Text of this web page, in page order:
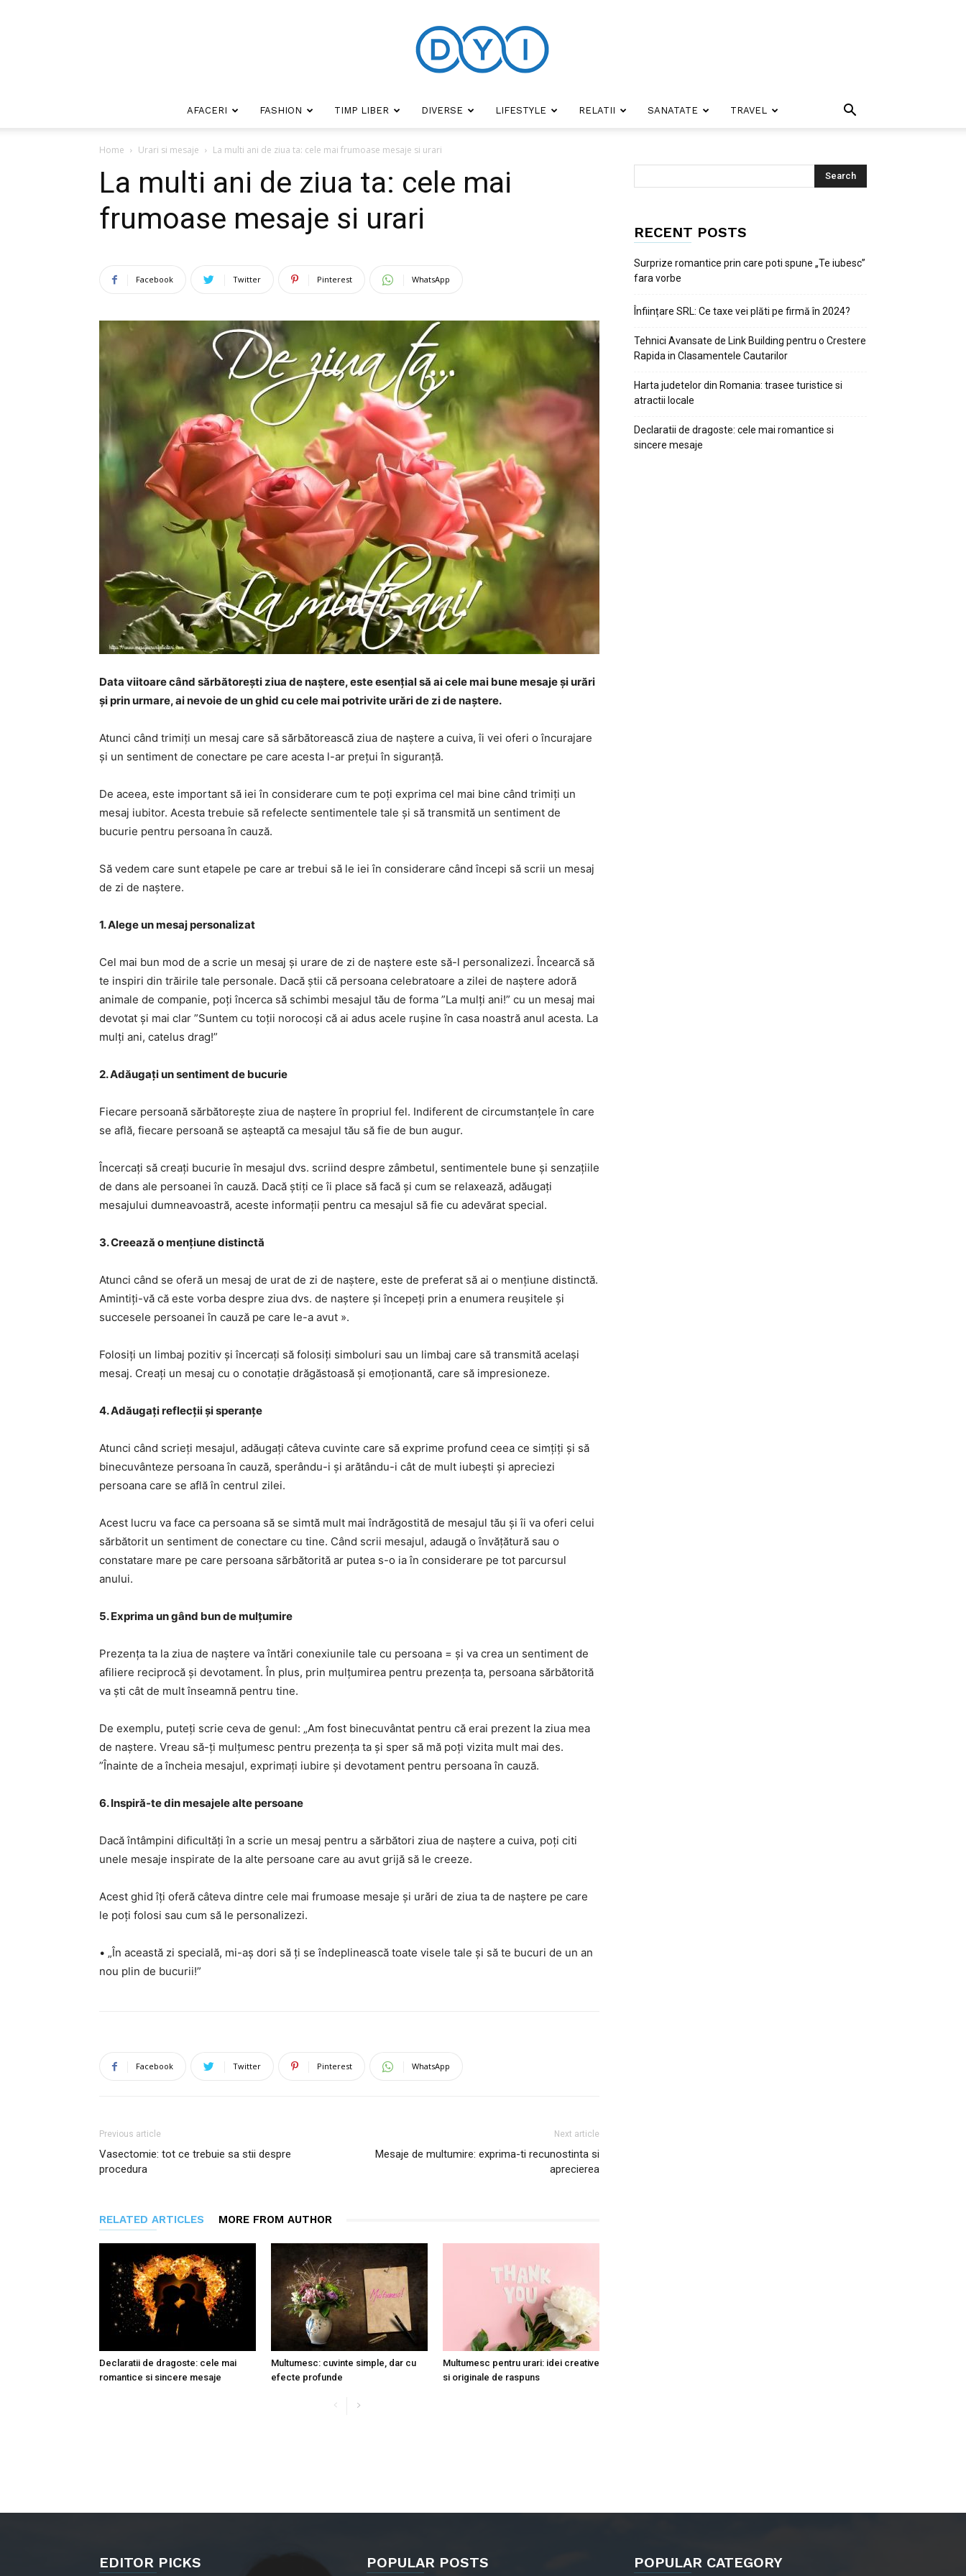
AFACERI FASHION TIMP LIBER DIVERSE LIFESTYLE RELATII SANATATE TRAVEL
Home Urari si mesaje La multi ani de ziua ta: cele mai frumoase mesaje si urari
La multi ani de ziua ta: cele mai
frumoase mesaje si urari
Facebook Twitter Pinterest WhatsApp
Data viitoare când sărbătorești ziua de naștere, este esențial să ai cele mai bune mesaje și urări
și prin urmare, ai nevoie de un ghid cu cele mai potrivite urări de zi de naștere.
Atunci când trimiți un mesaj care să sărbătorească ziua de naștere a cuiva, îi vei oferi o încurajare
și un sentiment de conectare pe care acesta l-ar prețui în siguranță.
De aceea, este important să iei în considerare cum te poți exprima cel mai bine când trimiți un
mesaj iubitor. Acesta trebuie să refelecte sentimentele tale și să transmită un sentiment de
bucurie pentru persoana în cauză.
Să vedem care sunt etapele pe care ar trebui să le iei în considerare când începi să scrii un mesaj
de zi de naștere.
1. Alege un mesaj personalizat
Cel mai bun mod de a scrie un mesaj și urare de zi de naștere este să-l personalizezi. Încearcă să
te inspiri din trăirile tale personale. Dacă știi că persoana celebratoare a zilei de naștere adoră
animale de companie, poți încerca să schimbi mesajul tău de forma ”La mulți ani!” cu un mesaj mai
devotat și mai clar ”Suntem cu toții norocoși că ai adus acele rușine în casa noastră anul acesta. La
mulți ani, catelus drag!”
2. Adăugați un sentiment de bucurie
Fiecare persoană sărbătorește ziua de naștere în propriul fel. Indiferent de circumstanțele în care
se află, fiecare persoană se așteaptă ca mesajul tău să fie de bun augur.
Încercați să creați bucurie în mesajul dvs. scriind despre zâmbetul, sentimentele bune și senzațiile
de dans ale persoanei în cauză. Dacă știți ce îi place să facă și cum se relaxează, adăugați
mesajului dumneavoastră, aceste informații pentru ca mesajul să fie cu adevărat special.
3. Creează o mențiune distinctă
Atunci când se oferă un mesaj de urat de zi de naștere, este de preferat să ai o mențiune distinctă.
Amintiți-vă că este vorba despre ziua dvs. de naștere și începeți prin a enumera reușitele și
succesele persoanei în cauză pe care le-a avut ».
Folosiți un limbaj pozitiv și încercați să folosiți simboluri sau un limbaj care să transmită același
mesaj. Creați un mesaj cu o conotație drăgăstoasă și emoționantă, care să impresioneze.
4. Adăugați reflecții și speranțe
Atunci când scrieți mesajul, adăugați câteva cuvinte care să exprime profund ceea ce simțiți și să
binecuvânteze persoana în cauză, sperându-i și arătându-i cât de mult iubești și apreciezi
persoana care se află în centrul zilei.
Acest lucru va face ca persoana să se simtă mult mai îndrăgostită de mesajul tău și îi va oferi celui
sărbătorit un sentiment de conectare cu tine. Când scrii mesajul, adaugă o învățătură sau o
constatare mare pe care persoana sărbătorită ar putea s-o ia în considerare pe tot parcursul
anului.
5. Exprima un gând bun de mulțumire
Prezența ta la ziua de naștere va întări conexiunile tale cu persoana = și va crea un sentiment de
afiliere reciprocă și devotament. În plus, prin mulțumirea pentru prezența ta, persoana sărbătorită
va ști cât de mult înseamnă pentru tine.
De exemplu, puteți scrie ceva de genul: „Am fost binecuvântat pentru că erai prezent la ziua mea
de naștere. Vreau să-ți mulțumesc pentru prezența ta și sper să mă poți vizita mult mai des.
”Înainte de a încheia mesajul, exprimați iubire și devotament pentru persoana în cauză.
6. Inspiră-te din mesajele alte persoane
Dacă întâmpini dificultăți în a scrie un mesaj pentru a sărbători ziua de naștere a cuiva, poți citi
unele mesaje inspirate de la alte persoane care au avut grijă să le creeze.
Acest ghid îți oferă câteva dintre cele mai frumoase mesaje și urări de ziua ta de naștere pe care
le poți folosi sau cum să le personalizezi.
• „În această zi specială, mi-aș dori să ți se îndeplinească toate visele tale și să te bucuri de un an
nou plin de bucurii!”
Facebook Twitter Pinterest WhatsApp
Previous article
Vasectomie: tot ce trebuie sa stii despre
procedura
Next article
Mesaje de multumire: exprima-ti recunostinta si
aprecierea
RELATED ARTICLES MORE FROM AUTHOR
Declaratii de dragoste: cele mai
romantice si sincere mesaje
Multumesc: cuvinte simple, dar cu
efecte profunde
Multumesc pentru urari: idei creative
si originale de raspuns
RECENT POSTS
Surprize romantice prin care poti spune „Te iubesc”
fara vorbe
Înființare SRL: Ce taxe vei plăti pe firmă în 2024?
Tehnici Avansate de Link Building pentru o Crestere
Rapida in Clasamentele Cautarilor
Harta judetelor din Romania: trasee turistice si
atractii locale
Declaratii de dragoste: cele mai romantice si
sincere mesaje
EDITOR PICKS POPULAR POSTS POPULAR CATEGORY